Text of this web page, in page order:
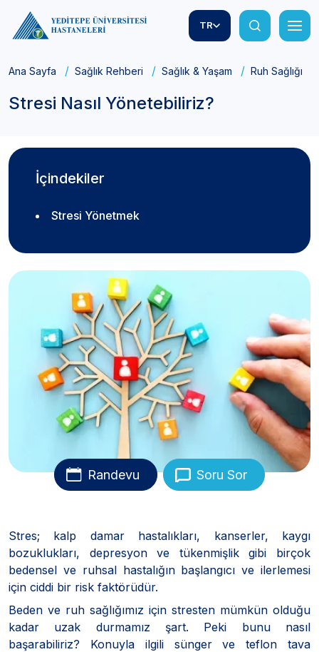
TR
Ana Sayfa Sağlık Rehberi Sağlık & Yaşam Ruh Sağlığı
Stresi Nasıl Yönetebiliriz?
İçindekiler
Stresi Yönetmek
Randevu Soru Sor
Stres; kalp damar hastalıkları, kanserler, kaygı
bozuklukları, depresyon ve tükenmişlik gibi birçok
bedensel ve ruhsal hastalığın başlangıcı ve ilerlemesi
için ciddi bir risk faktörüdür.
Beden ve ruh sağlığımız için stresten mümkün olduğu
kadar uzak durmamız şart. Peki bunu nasıl
başarabiliriz? Konuyla ilgili sünger ve teflon tava